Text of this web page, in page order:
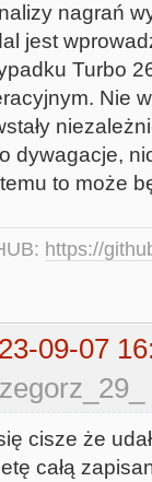
nagrań
jest
Turbo
Nie
dywagacje,
to może
https://
09-07
cisze że
całą